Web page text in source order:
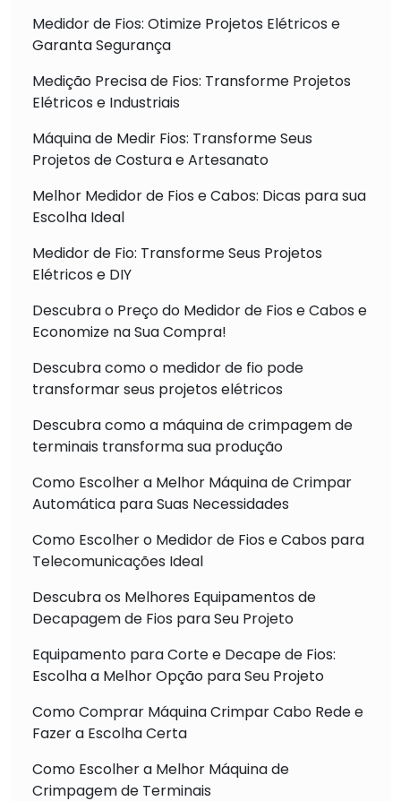
Medidor de Fios: Otimize Projetos Elétricos e
Garanta Segurança
Medição Precisa de Fios: Transforme Projetos
Elétricos e Industriais
Máquina de Medir Fios: Transforme Seus
Projetos de Costura e Artesanato
Melhor Medidor de Fios e Cabos: Dicas para sua
Escolha Ideal
Medidor de Fio: Transforme Seus Projetos
Elétricos e DIY
Descubra o Preço do Medidor de Fios e Cabos e
Economize na Sua Compra!
Descubra como o medidor de fio pode
transformar seus projetos elétricos
Descubra como a máquina de crimpagem de
terminais transforma sua produção
Como Escolher a Melhor Máquina de Crimpar
Automática para Suas Necessidades
Como Escolher o Medidor de Fios e Cabos para
Telecomunicações Ideal
Descubra os Melhores Equipamentos de
Decapagem de Fios para Seu Projeto
Equipamento para Corte e Decape de Fios:
Escolha a Melhor Opção para Seu Projeto
Como Comprar Máquina Crimpar Cabo Rede e
Fazer a Escolha Certa
Como Escolher a Melhor Máquina de
Crimpagem de Terminais